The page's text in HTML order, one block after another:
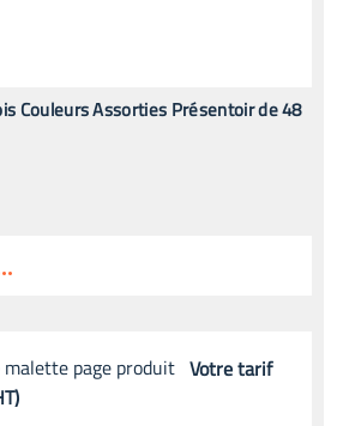
Couleurs Assorties Présentoir de 48
Votre tarif